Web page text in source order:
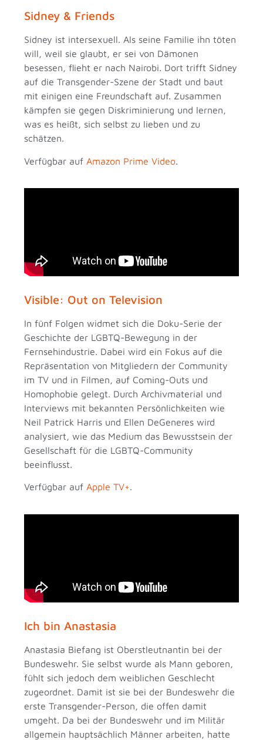
Sidney & Friends
Sidney ist intersexuell. Als seine Familie ihn töten
will, weil sie glaubt, er sei von Dämonen
besessen, flieht er nach Nairobi. Dort trifft Sidney
auf die Transgender-Szene der Stadt und baut
mit einigen eine Freundschaft auf. Zusammen
kämpfen sie gegen Diskriminierung und lernen,
was es heißt, sich selbst zu lieben und zu
schätzen.
Verfügbar auf Amazon Prime Video
Visible: Out on Television
In fünf Folgen widmet sich die Doku-Serie der
Geschichte der LGBTQ-Bewegung in der
Fernsehindustrie. Dabei wird ein Fokus auf die
Repräsentation von Mitgliedern der Community
im TV und in Filmen, auf Coming-Outs und
Homophobie gelegt. Durch Archivmaterial und
Interviews mit bekannten Persönlichkeiten wie
Neil Patrick Harris und Ellen DeGeneres wird
analysiert, wie das Medium das Bewusstsein der
Gesellschaft für die LGBTQ-Community
beeinflusst.
Verfügbar aufApple TV+.
Ich bin Anastasia
Anastasia Biefang ist Oberstleutnantin bei der
Bundeswehr. Sie selbst wurde als Mann geboren,
fühlt sich jedoch dem weiblichen Geschlecht
zugeordnet. Damit ist sie bei der Bundeswehr die
erste Transgender-Person, die offen damit
umgeht. Da bei der Bundeswehr und im Militär
allgemein hauptsächlich Männer arbeiten, hatte